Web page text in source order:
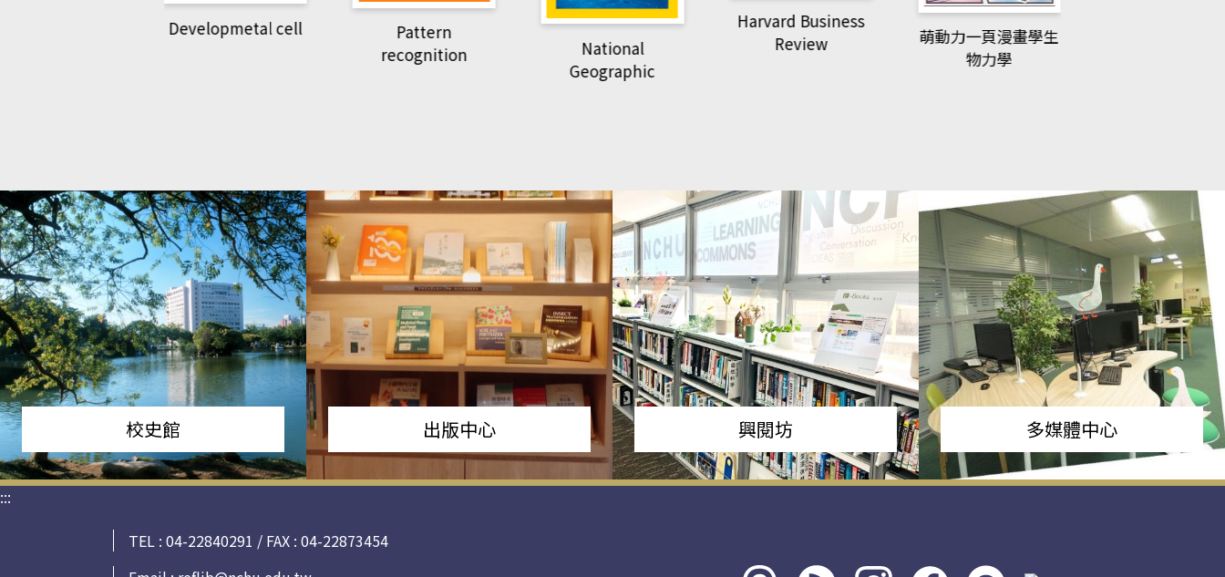
Developmetal cell
Pattern
recognition
National
Geographic
Harvard Business
Review
萌動力一頁漫畫學生
物力學
校史館 出版中心 興閱坊 多媒體中心
:::
TEL : 04-22840291 / FAX : 04-22873454